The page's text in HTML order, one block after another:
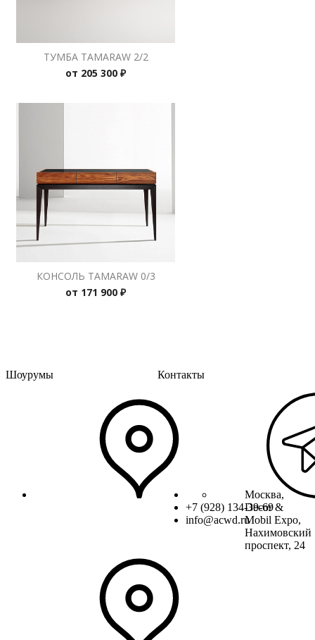
ТУМБА TAMARAW 2/2
от 205 300 ₽
КОНСОЛЬ TAMARAW 0/3
от 171 900 ₽
Контакты
+7 (928) 134-39-69
info@acwd.ru
Шоурумы
Москва,
Decor &
Mobil Expo,
Нахимовский
проспект, 24